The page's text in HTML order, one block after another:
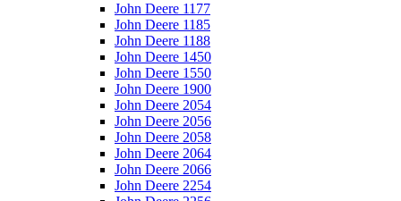
John Deere 1177
John Deere 1185
John Deere 1188
John Deere 1450
John Deere 1550
John Deere 1900
John Deere 2054
John Deere 2056
John Deere 2058
John Deere 2064
John Deere 2066
John Deere 2254